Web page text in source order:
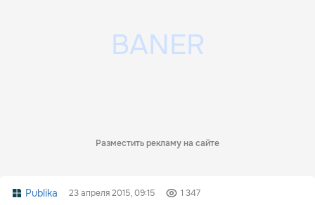
Разместить рекламу на сайте
Publika 23 апреля 2015, 09:15 1 347